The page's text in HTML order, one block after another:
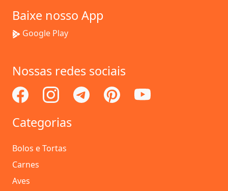
Baixe nosso App
Google Play
Nossas redes sociais
Categorias
Bolos e Tortas
Carnes
Aves